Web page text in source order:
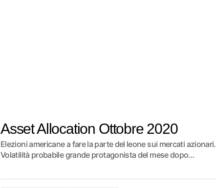
Asset Allocation Ottobre 2020
Elezioni americane a fare la parte del leone sui mercati azionari.
Volatilità probabile grande protagonista del mese dopo…